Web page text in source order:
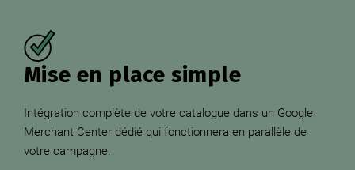
Mise en place simple
Intégration complète de votre catalogue dans un Google
Merchant Center dédié qui fonctionnera en parallèle de
votre campagne.